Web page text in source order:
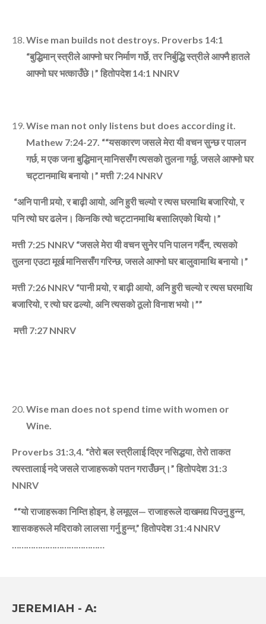
Wise man builds not destroys. Proverbs 14:1
“बुद्धिमान्‌ स्‍त्रीले आफ्‍नो घर निर्माण गर्छे, तर निर्बुद्धि स्‍त्रीले आफ्‍नै हातले
आफ्‍नो घर भत्‍काउँछे।” हितोपदेश 14:1 NNRV
Wise man not only listens but does according it.
Mathew 7:24-27. ““यसकारण जसले मेरा यी वचन सुन्‍छ र पालन
गर्छ, म एक जना बुद्धिमान्‌ मानिससँग त्‍यसको तुलना गर्छु, जसले आफ्‍नो घर
चट्टानमाथि बनायो।” मत्ती 7:24 NNRV
“अनि पानी पर्‍यो, र बाढ़ी आयो, अनि हुरी चल्‍यो र त्‍यस घरमाथि बजारियो, र
पनि त्‍यो घर ढलेन। किनकि त्‍यो चट्टानमाथि बसालिएको थियो।”
मत्ती 7:25 NNRV “जसले मेरा यी वचन सुनेर पनि पालन गर्दैन, त्‍यसको
तुलना एउटा मूर्ख मानिससँग गरिन्‍छ, जसले आफ्‍नो घर बालुवामाथि बनायो।”
मत्ती 7:26 NNRV “पानी पर्‍यो, र बाढ़ी आयो, अनि हुरी चल्‍यो र त्‍यस घरमाथि
बजारियो, र त्‍यो घर ढल्‍यो, अनि त्‍यसको ठूलो विनाश भयो।””
मत्ती 7:27 NNRV
Wise man does not spend time with women or
Wine.
Proverbs 31:3,4. “तेरो बल स्‍त्रीलाई दिएर नसिद्धया, तेरो ताकत
त्‍यस्‍तालाई नदे जसले राजाहरूको पतन गराउँछन्‌।” हितोपदेश 31:3
NNRV
““यो राजाहरूका निम्‍ति होइन, हे लमूएल— राजाहरूले दाखमद्य पिउनु हुन्‍न,
शासकहरूले मदिराको लालसा गर्नु हुन्‍न,” हितोपदेश 31:4 NNRV
…………………………………
JEREMIAH - A: